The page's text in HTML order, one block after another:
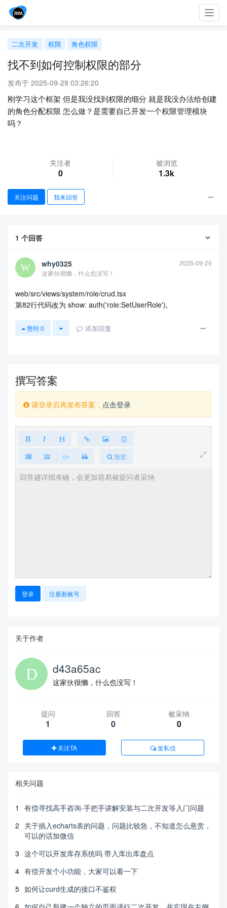
二次开发 权限 角色权限
找不到如何控制权限的部分
发布于 2025-09-29 03:26:20
刚学习这个框架 但是我没找到权限的细分 就是我没办法给创建
的角色分配权限 怎么做？是需要自己开发一个权限管理模块
吗？
关注者
0
被浏览
1.3k
关注问题 我来回答
1 个回答
why0325
2025-09-29
这家伙很懒，什么也没写！
web/src/views/system/role/crud.tsx
第82行代码改为 show: auth('role:SetUserRole'),
赞同 0 添加回复
撰写答案
请登录后再发布答案， 点击登录
预览
登录 注册新账号
关于作者
d43a65ac
这家伙很懒，什么也没写！
提问
1
回答
0
被采纳
0
关注TA 发私信
相关问题
1
有偿寻找高手咨询-手把手讲解安装与二次开发等入门问题
2 关于插入echarts表的问题，问题比较急，不知道怎么悬赏，
可以的话加微信
3 这个可以开发库存系统吗 带入库出库盘点
4 有偿开发个小功能，大家可以看一下
5 如何让curd生成的接口不鉴权